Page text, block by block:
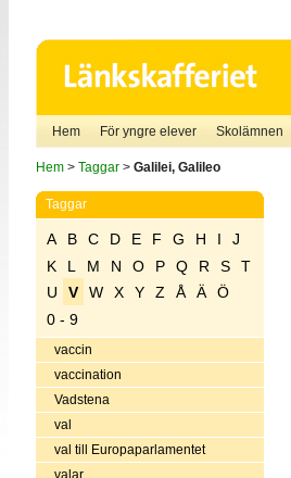
Hem För yngre elever Skolämnen
Hem> Taggar> Galilei, Galileo
Taggar
A B C D E F G H I
J
K
L M N O P Q R S
T
U
V W X Y Z Å Ä
Ö
0 - 9
vaccin
vaccination
Vadstena
val
val till Europaparlamentet
valar